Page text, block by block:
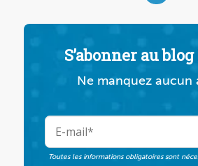
S’abonner au
Ne manquez aucun
Toutes les informations obligatoires sont